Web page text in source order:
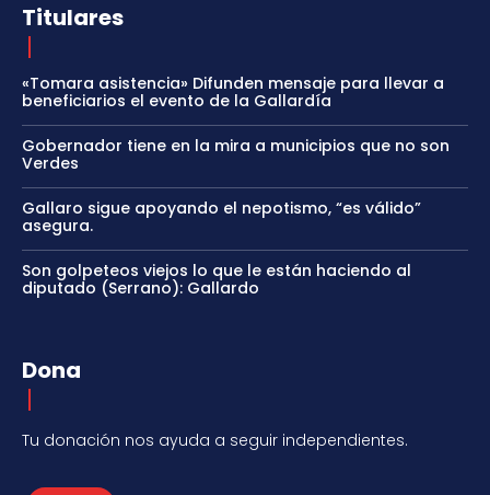
Titulares
«Tomara asistencia» Difunden mensaje para llevar a
beneficiarios el evento de la Gallardía
Gobernador tiene en la mira a municipios que no son
Verdes
Gallaro sigue apoyando el nepotismo, “es válido”
asegura.
Son golpeteos viejos lo que le están haciendo al
diputado (Serrano): Gallardo
Dona
Tu donación nos ayuda a seguir independientes.